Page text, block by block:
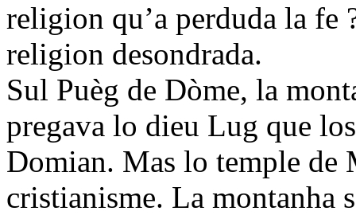
religion qu’a perduda la fe
religion desondrada.
Sul Puèg de Dòme, la
pregava lo dieu Lug que
Domian. Mas lo temple de
cristianisme. La montanha